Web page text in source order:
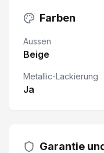
Farben
Aussen
Beige
Metallic-Lackierung
Ja
Garantie